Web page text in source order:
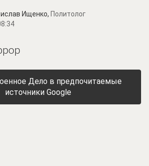
Ищенко, Политолог
Дело в предпочитаемые
источники Google